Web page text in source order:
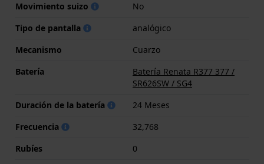
Movimiento suizo
No
Tipo de pantalla
analógico
Mecanismo
Cuarzo
Batería
Batería Renata R377 377 /
SR626SW / SG4
Duración de la batería
24 Meses
Frecuencia
32,768
Rubíes
0